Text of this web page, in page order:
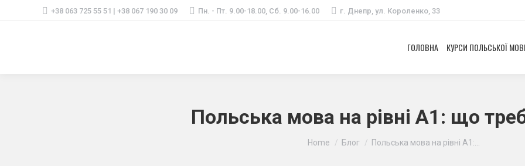
+38 063 725 55 51 | +38 067 190 30 09 Пн. - Пт. 9.00-18.00, Сб. 9.00-16.00 г. Днепр, ул. Короленко, 33
ГОЛОВНА КУРСИ ПОЛЬСЬКОЇ
Польська мова на рівні А1: що
Ви тут:
Home Блог Польська мова на рівні А1:…